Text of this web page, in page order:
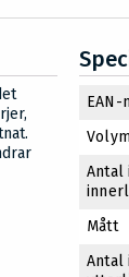
EAN-
Antal i
Mått
Antal i